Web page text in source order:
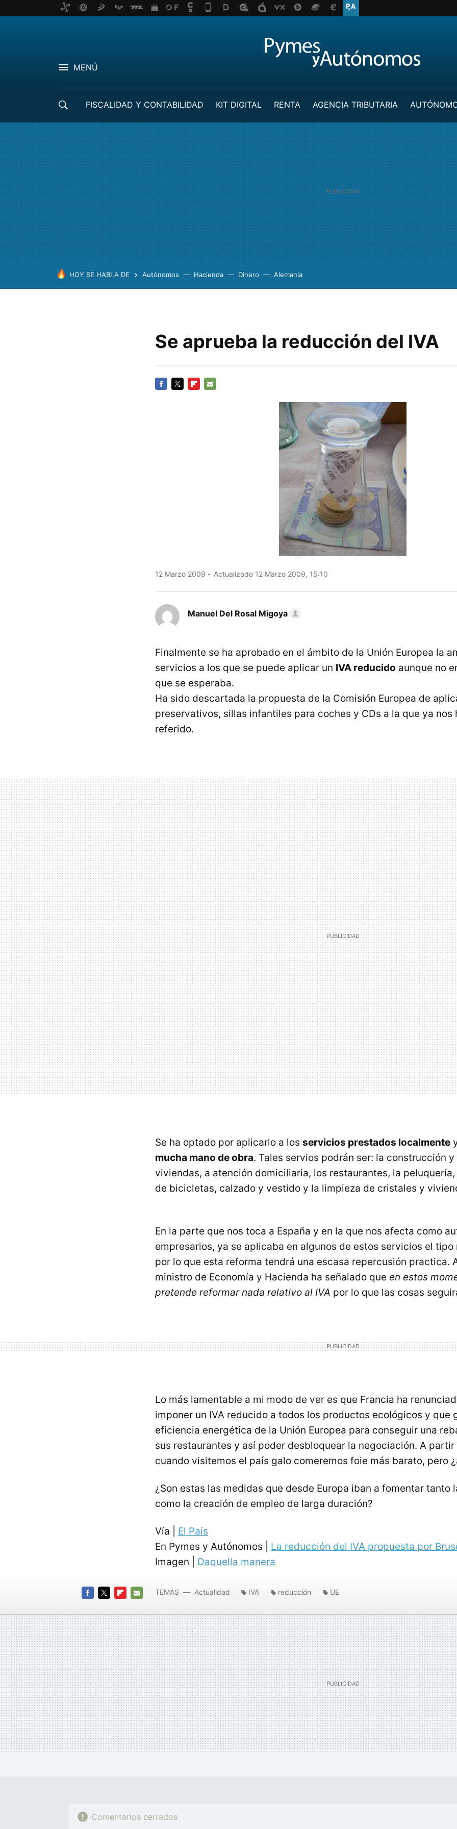
MENÚ
FISCALIDAD Y CONTABILIDAD KIT DIGITAL RENTA AGENCIA TRIBUTARIA
HOY SE HABLA DE Autónomos Hacienda Dinero Alemania
Se aprueba la reducción del IVA
12 Marzo 2009 Actualizado 12 Marzo 2009, 15:10
Manuel Del Rosal Migoya
Finalmente se ha aprobado en el ámbito de la Unión Europea la
servicios a los que se puede aplicar un IVA reducido aunque no
que se esperaba.
Ha sido descartada la propuesta de la Comisión Europea de
preservativos, sillas infantiles para coches y CDs a la que ya nos
referido.
Se ha optado por aplicarlo a los servicios prestados localmente
mucha mano de obra. Tales servios podrán ser: la construcción
viviendas, a atención domiciliaria, los restaurantes, la
de bicicletas, calzado y vestido y la limpieza de cristales y
En la parte que nos toca a España y en la que nos afecta como
empresarios, ya se aplicaba en algunos de estos servicios el tipo
por lo que esta reforma tendrá una escasa repercusión practica.
ministro de Economía y Hacienda ha señalado que en estos
pretende reformar nada relativo al IVA por lo que las cosas
Lo más lamentable a mi modo de ver es que Francia ha
imponer un IVA reducido a todos los productos ecológicos y que
eficiencia energética de la Unión Europea para conseguir una
sus restaurantes y así poder desbloquear la negociación. A partir
cuando visitemos el país galo comeremos foie más barato, pero
¿Son estas las medidas que desde Europa iban a fomentar tanto
como la creación de empleo de larga duración?
Vía | El País
En Pymes y Autónomos | La reducción del IVA propuesta por
Imagen | Daquella manera
MAIL
TEMAS Actualidad IVA reducción UE
Comentarios cerrados